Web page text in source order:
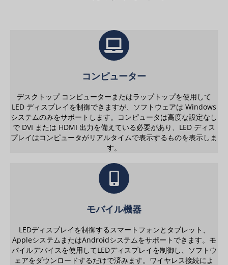
コンピューター
デスクトップ コンピューターまたはラップトップを使用して
LED ディスプレイを制御できますが、ソフトウェアは Windows
システムのみをサポートします。コンピュータは高度な設定なし
で DVI または HDMI 出力を備えている必要があり、LED ディス
プレイはコンピュータがリアルタイムで表示するものを表示しま
す。
モバイル機器
LEDディスプレイを制御するスマートフォンとタブレット、
AppleシステムまたはAndroidシステムをサポートできます。モ
バイルデバイスを使用してLEDディスプレイを制御し、ソフトウ
ェアをダウンロードするだけで済みます。ワイヤレス接続によ